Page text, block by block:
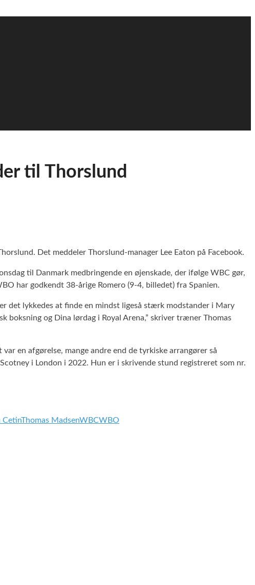
til Thorslund
Det meddeler Thorslund-manager Lee Eaton på Facebook.
til Danmark medbringende en øjenskade, der ifølge WBC gør,
har godkendt 38-årige Romero (9-4, billedet) fra Spanien.
det lykkedes at finde en mindst ligeså stærk modstander i Mary
boksning og Dina lørdag i Royal Arena,” skriver træner Thomas
en afgørelse, mange andre end de tyrkiske arrangører så
i London i 2022. Hun er i skrivende stund registreret som nr.
CetinThomas MadsenWBCWBO